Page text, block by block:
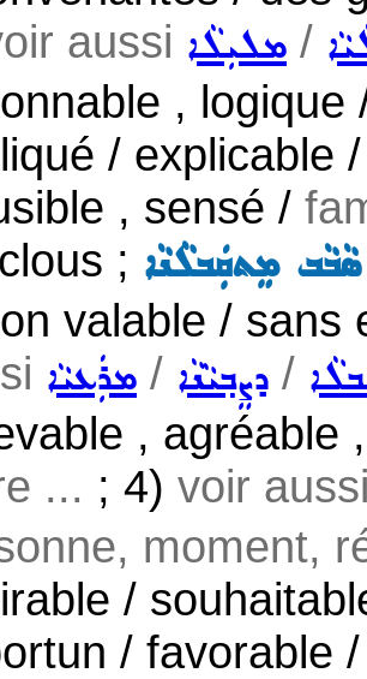
aussi ܡܠܝܼܠܵܐ /
,
/ explicable
, sensé /
; ܡܸܬܩܲܒܠܵܢܵܐ
valable /
ܡܪܲܥܝܵܐ / ܕܨܸܒ݂ܝܵܢܵܐ /
,
... ; 4) voir
moment,
/
/ favorable